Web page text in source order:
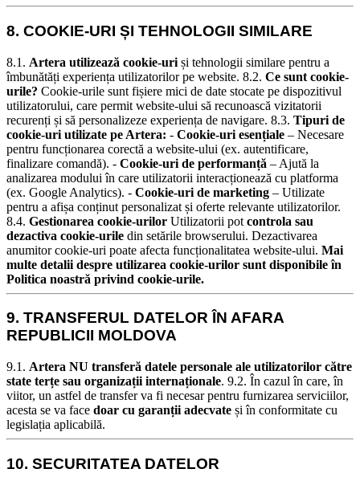
8. COOKIE-URI ȘI TEHNOLOGII SIMILARE
8.1. Artera utilizează cookie-uri și tehnologii similare pentru a
îmbunătăți experiența utilizatorilor pe website. 8.2. Ce sunt cookie-
urile? Cookie-urile sunt fișiere mici de date stocate pe dispozitivul
utilizatorului, care permit website-ului să recunoască vizitatorii
recurenți și să personalizeze experiența de navigare. 8.3. Tipuri de
cookie-uri utilizate pe Artera: - Cookie-uri esențiale – Necesare
pentru funcționarea corectă a website-ului (ex. autentificare,
finalizare comandă). - Cookie-uri de performanță – Ajută la
analizarea modului în care utilizatorii interacționează cu platforma
(ex. Google Analytics). - Cookie-uri de marketing – Utilizate
pentru a afișa conținut personalizat și oferte relevante utilizatorilor.
8.4. Gestionarea cookie-urilor Utilizatorii pot controla sau
dezactiva cookie-urile din setările browserului. Dezactivarea
anumitor cookie-uri poate afecta funcționalitatea website-ului. Mai
multe detalii despre utilizarea cookie-urilor sunt disponibile în
Politica noastră privind cookie-urile.
9. TRANSFERUL DATELOR ÎN AFARA
REPUBLICII MOLDOVA
9.1. Artera NU transferă datele personale ale utilizatorilor către
state terțe sau organizații internaționale. 9.2. În cazul în care, în
viitor, un astfel de transfer va fi necesar pentru furnizarea serviciilor,
acesta se va face doar cu garanții adecvate și în conformitate cu
legislația aplicabilă.
10. SECURITATEA DATELOR